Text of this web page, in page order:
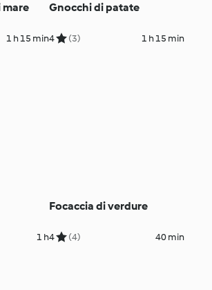
mare
1 h 15 min
Gnocchi di patate
4 (3) 1 h 15 min
1 h
Focaccia di verdure
4 (4) 40 min